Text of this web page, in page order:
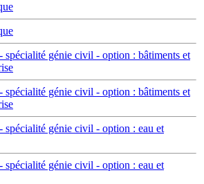
génie civil - option : bâtiments et
génie civil - option : bâtiments et
génie civil - option : eau et
génie civil - option : eau et